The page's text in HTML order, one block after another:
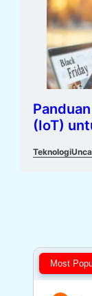
(IoT)
Teknologi
Most